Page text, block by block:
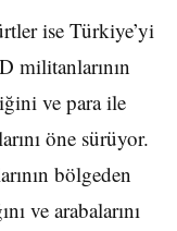
ise Türkiye’yi
militanlarının
ve para ile
öne sürüyor.
bölgeden
ve arabalarını